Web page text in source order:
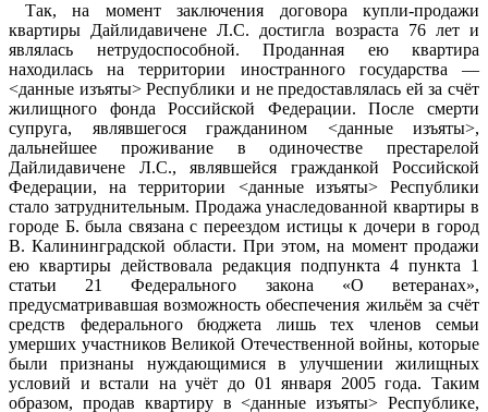
Так, на момент заключения договора купли-продажи
квартиры Дайлидавичене Л.С. достигла возраста 76 лет и
являлась нетрудоспособной. Проданная ею квартира
находилась на территории иностранного государства —
<данные изъяты> Республики и не предоставлялась ей за счёт
жилищного фонда Российской Федерации. После смерти
супруга, являвшегося гражданином <данные изъяты>,
дальнейшее проживание в одиночестве престарелой
Дайлидавичене Л.С., являвшейся гражданкой Российской
Федерации, на территории <данные изъяты> Республики
стало затруднительным. Продажа унаследованной квартиры в
городе Б. была связана с переездом истицы к дочери в город
В. Калининградской области. При этом, на момент продажи
ею квартиры действовала редакция подпункта 4 пункта 1
статьи 21 Федерального закона «О ветеранах»,
предусматривавшая возможность обеспечения жильём за счёт
средств федерального бюджета лишь тех членов семьи
умерших участников Великой Отечественной войны, которые
были признаны нуждающимися в улучшении жилищных
условий и встали на учёт до 01 января 2005 года. Таким
образом, продав квартиру в <данные изъяты> Республике,